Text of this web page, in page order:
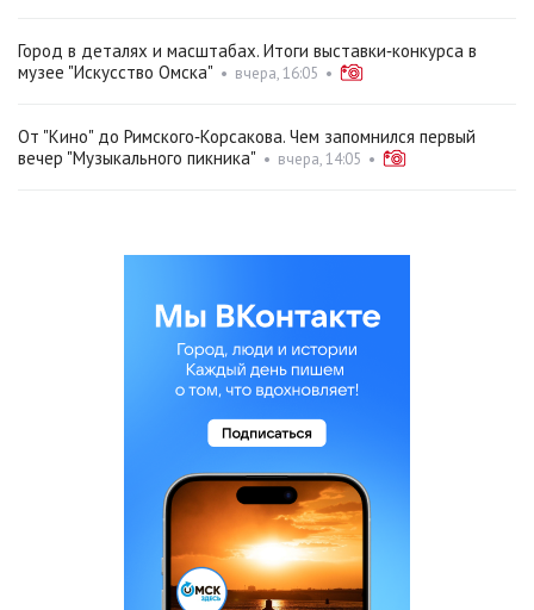
Город в деталях и масштабах. Итоги выставки‑конкурса в
музее "Искусство Омска" • вчера, 16:05 •
От "Кино" до Римского‑Корсакова. Чем запомнился первый
вечер "Музыкального пикника" • вчера, 14:05 •